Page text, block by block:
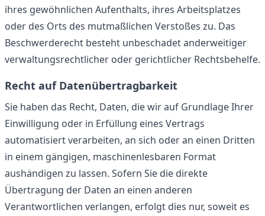
ihres gewöhnlichen Aufenthalts, ihres Arbeitsplatzes
oder des Orts des mutmaßlichen Verstoßes zu. Das
Beschwerderecht besteht unbeschadet anderweitiger
verwaltungsrechtlicher oder gerichtlicher Rechtsbehelfe.
Recht auf Datenübertragbarkeit
Sie haben das Recht, Daten, die wir auf Grundlage Ihrer
Einwilligung oder in Erfüllung eines Vertrags
automatisiert verarbeiten, an sich oder an einen Dritten
in einem gängigen, maschinenlesbaren Format
aushändigen zu lassen. Sofern Sie die direkte
Übertragung der Daten an einen anderen
Verantwortlichen verlangen, erfolgt dies nur, soweit es